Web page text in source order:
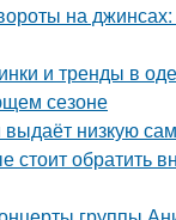
на
и тренды в
сезоне
низкую
стоит обратить